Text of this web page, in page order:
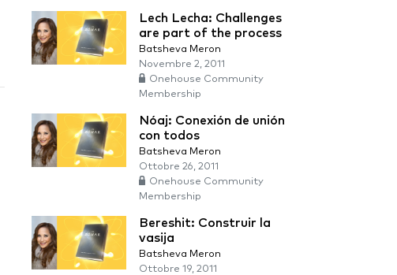
Lech Lecha: Challenges
are part of the process
Batsheva Meron
Novembre 2, 2011
Onehouse Community
Membership
Nóaj: Conexión de unión
con todos
Batsheva Meron
Ottobre 26, 2011
Onehouse Community
Membership
Bereshit: Construir la
vasija
Batsheva Meron
Ottobre 19, 2011